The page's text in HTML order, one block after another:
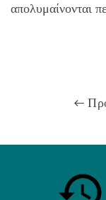
απολυμαίνονται